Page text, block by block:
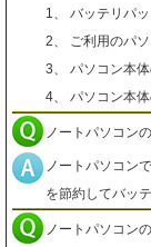
1、 バッテリパ
2、 ご利用のパ
3、 パソコン本
4、 パソコン本体
ノートパソコン
ノートパソコン
を節約してバッ
ノートパソコン